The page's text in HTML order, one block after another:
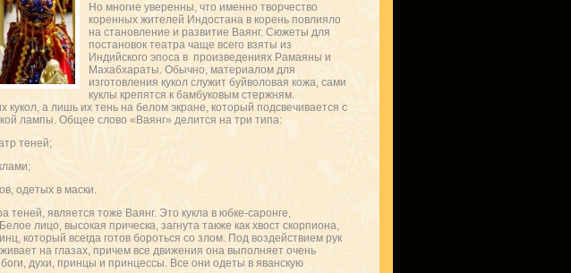
Но многие уверенны, что именно творчество
коренных жителей Индостана в корень повлияло
на становление и развитие Ваянг. Сюжеты для
постановок театра чаще всего взяты из
Индийского эпоса в произведениях Рамаяны и
Махабхараты. Обычно, материалом для
изготовления кукол служит буйволовая кожа, сами
куклы крепятся к бамбуковым стержням.
кукол, а лишь их тень на белом экране, который подсвечивается с
лампы. Общее слово «Ваянг» делится на три типа:
теней;
одетых в маски.
теней, является тоже Ваянг. Это кукла в юбке-саронге,
лицо, высокая прическа, загнута также как хвост скорпиона,
который всегда готов бороться со злом. Под воздействием рук
на глазах, причем все движения она выполняет очень
духи, принцы и принцессы. Все они одеты в яванскую